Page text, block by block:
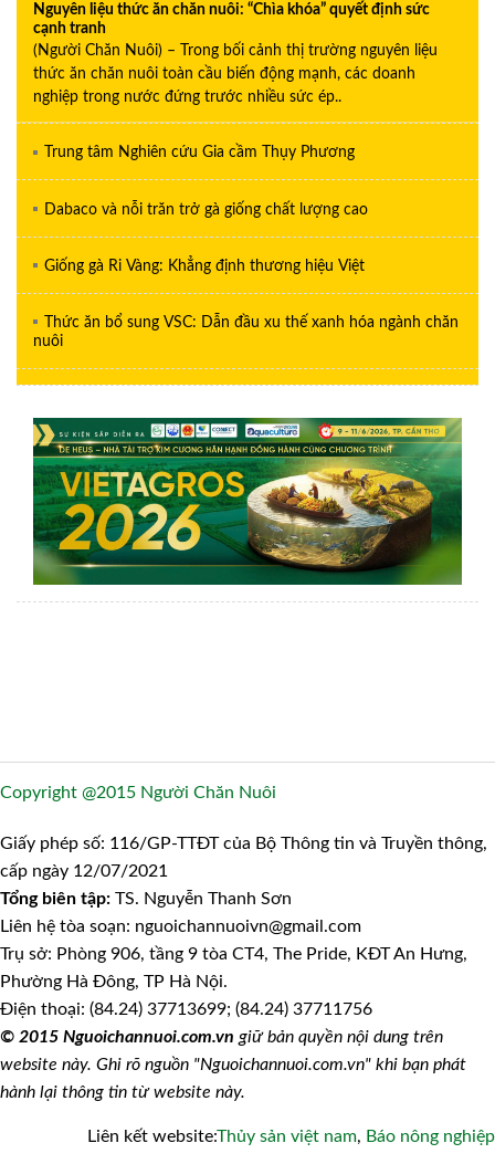
Nguyên liệu thức ăn chăn nuôi: “Chìa khóa” quyết định sức
cạnh tranh
(Người Chăn Nuôi) – Trong bối cảnh thị trường nguyên liệu
thức ăn chăn nuôi toàn cầu biến động mạnh, các doanh
nghiệp trong nước đứng trước nhiều sức ép..
Trung tâm Nghiên cứu Gia cầm Thụy Phương
Dabaco và nỗi trăn trở gà giống chất lượng cao
Giống gà Ri Vàng: Khẳng định thương hiệu Việt
Thức ăn bổ sung VSC: Dẫn đầu xu thế xanh hóa ngành chăn
nuôi
Copyright @2015 Người Chăn Nuôi
Giấy phép số: 116/GP-TTĐT của Bộ Thông tin và Truyền thông,
cấp ngày 12/07/2021
Tổng biên tập: TS. Nguyễn Thanh Sơn
Liên hệ tòa soạn: nguoichannuoivn@gmail.com
Trụ sở: Phòng 906, tầng 9 tòa CT4, The Pride, KĐT An Hưng,
Phường Hà Đông, TP Hà Nội.
Điện thoại: (84.24) 37713699; (84.24) 37711756
© 2015 Nguoichannuoi.com.vn giữ bản quyền nội dung trên
website này. Ghi rõ nguồn "Nguoichannuoi.com.vn" khi bạn phát
hành lại thông tin từ website này.
Liên kết website:Thủy sản việt nam, Báo nông nghiệp